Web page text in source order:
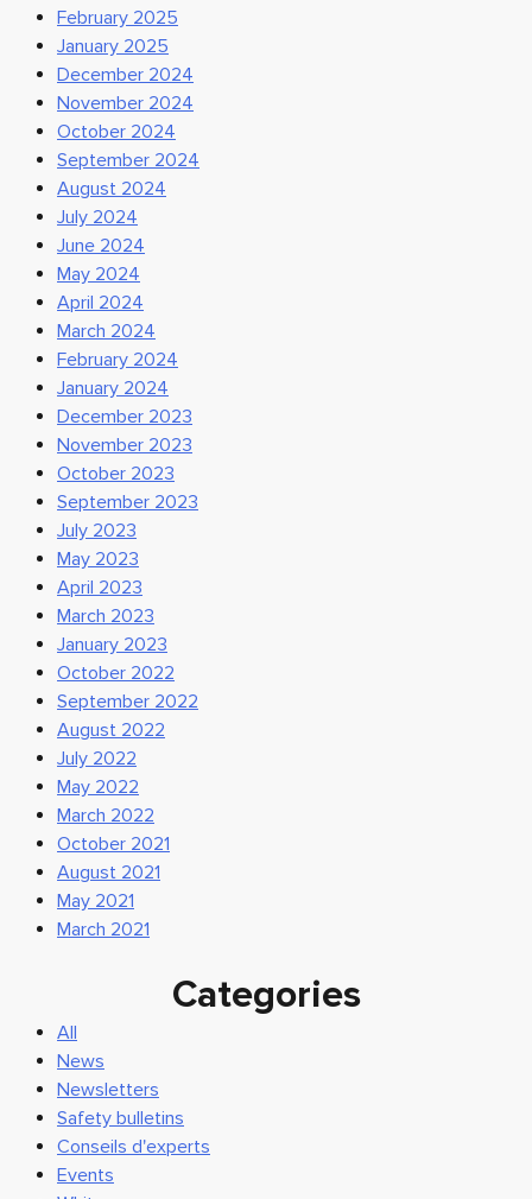
February 2025
January 2025
December 2024
November 2024
October 2024
September 2024
August 2024
July 2024
June 2024
May 2024
April 2024
March 2024
February 2024
January 2024
December 2023
November 2023
October 2023
September 2023
July 2023
May 2023
April 2023
March 2023
January 2023
October 2022
September 2022
August 2022
July 2022
May 2022
March 2022
October 2021
August 2021
May 2021
March 2021
Categories
All
News
Newsletters
Safety bulletins
Conseils d'experts
Events